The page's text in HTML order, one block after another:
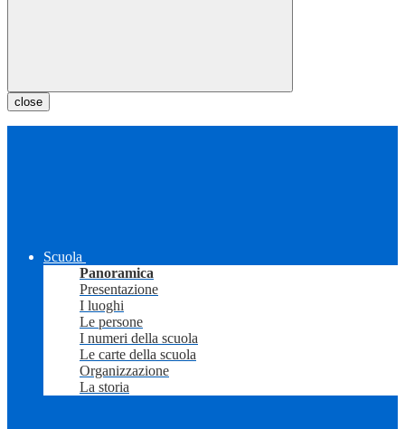
close
Scuola
Panoramica
Presentazione
I luoghi
Le persone
I numeri della scuola
Le carte della scuola
Organizzazione
La storia